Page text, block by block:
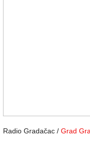
Radio Gradačac / Grad